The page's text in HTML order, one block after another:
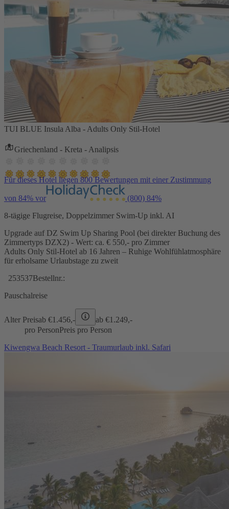
TUI BLUE Insula Alba - Adults Only Stil-Hotel
Griechenland - Kreta - Analipsis
Für dieses Hotel liegen 800 Bewertungen mit einer Zustimmung
von 84% vor (800) 84%
8-tägige Flugreise, Doppelzimmer Swim-Up inkl. AI
Upgrade auf DZ Swim Up Sharing Pool (bei direkter Buchung des
Zimmertyps DZX2) - Wert: ca. € 550,- pro Zimmer
Adults Only Stil-Hotel ab 16 Jahren – Ruhige Wohlfühlatmosphäre
für erholsame Urlaubstage zu zweit
253537Bestellnr.:
Pauschalreise
Alter Preisab €1.456,- ab €1.249,-
pro PersonPreis pro Person
Kiwengwa Beach Resort - Traumurlaub inkl. Safari